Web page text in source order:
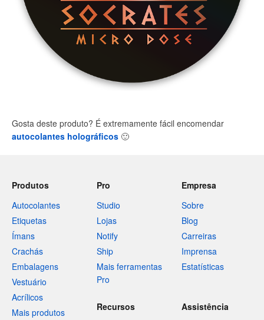
Gosta deste produto? É extremamente fácil encomendar
autocolantes holográficos 🙂
Produtos
Autocolantes
Etiquetas
Ímans
Crachás
Embalagens
Vestuário
Acrílicos
Mais produtos
Pro
Studio
Lojas
Notify
Ship
Mais ferramentas
Pro
Empresa
Sobre
Blog
Carreiras
Imprensa
Estatísticas
Recursos
Assistência